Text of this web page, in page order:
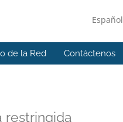
Español
de la Red Contáctenos
restringida